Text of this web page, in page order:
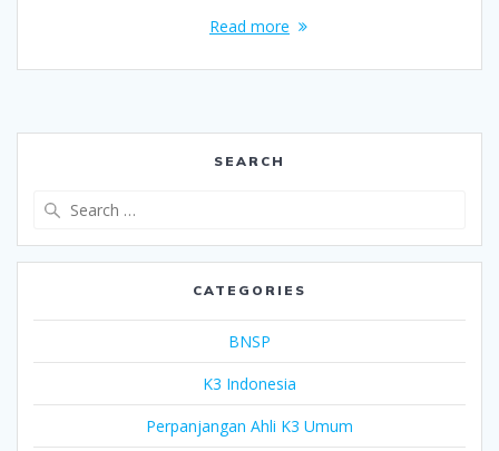
Read more
SEARCH
CATEGORIES
BNSP
K3 Indonesia
Perpanjangan Ahli K3 Umum